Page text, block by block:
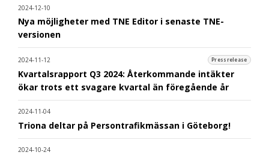
2024-12-10
Nya möjligheter med TNE Editor i senaste TNE-
versionen
2024-11-12 Pressrelease
Kvartalsrapport Q3 2024: Återkommande intäkter
ökar trots ett svagare kvartal än föregående år
2024-11-04
Triona deltar på Persontrafikmässan i Göteborg!
2024-10-24